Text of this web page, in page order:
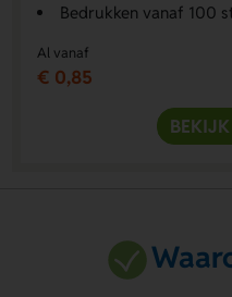
Bedrukken vanaf 100
Al vanaf
€ 0,85